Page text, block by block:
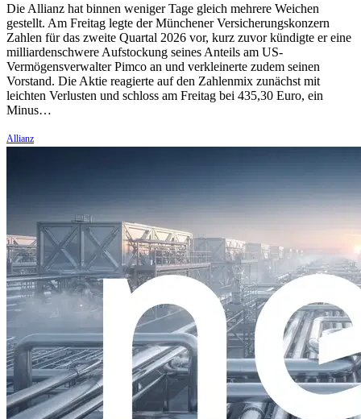
Die Allianz hat binnen weniger Tage gleich mehrere Weichen
gestellt. Am Freitag legte der Münchener Versicherungskonzern
Zahlen für das zweite Quartal 2026 vor, kurz zuvor kündigte er eine
milliardenschwere Aufstockung seines Anteils am US-
Vermögensverwalter Pimco an und verkleinerte zudem seinen
Vorstand. Die Aktie reagierte auf den Zahlenmix zunächst mit
leichten Verlusten und schloss am Freitag bei 435,30 Euro, ein
Minus…
Allianz